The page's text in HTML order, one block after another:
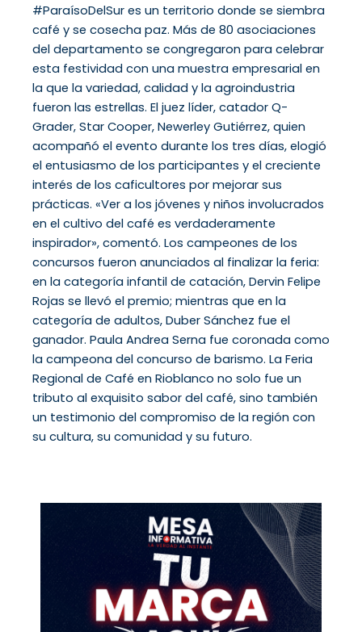
#ParaísoDelSur es un territorio donde se siembra
café y se cosecha paz. Más de 80 asociaciones
del departamento se congregaron para celebrar
esta festividad con una muestra empresarial en
la que la variedad, calidad y la agroindustria
fueron las estrellas. El juez líder, catador Q-
Grader, Star Cooper, Newerley Gutiérrez, quien
acompañó el evento durante los tres días, elogió
el entusiasmo de los participantes y el creciente
interés de los caficultores por mejorar sus
prácticas. «Ver a los jóvenes y niños involucrados
en el cultivo del café es verdaderamente
inspirador», comentó. Los campeones de los
concursos fueron anunciados al finalizar la feria:
en la categoría infantil de catación, Dervin Felipe
Rojas se llevó el premio; mientras que en la
categoría de adultos, Duber Sánchez fue el
ganador. Paula Andrea Serna fue coronada como
la campeona del concurso de barismo. La Feria
Regional de Café en Rioblanco no solo fue un
tributo al exquisito sabor del café, sino también
un testimonio del compromiso de la región con
su cultura, su comunidad y su futuro.